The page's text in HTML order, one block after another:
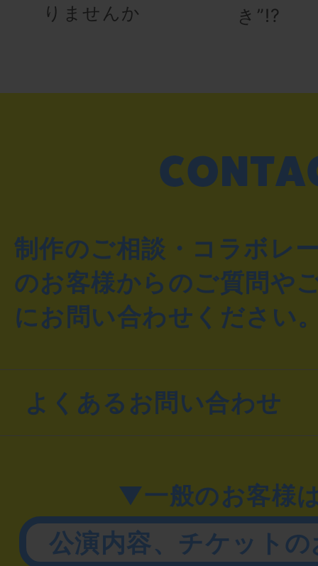
りませんか
き”!?
制作のご相談・コラボレ
のお客様からのご質問や
にお問い合わせください
よくあるお問い合わせ
▼一般のお客様
公演内容、チケット